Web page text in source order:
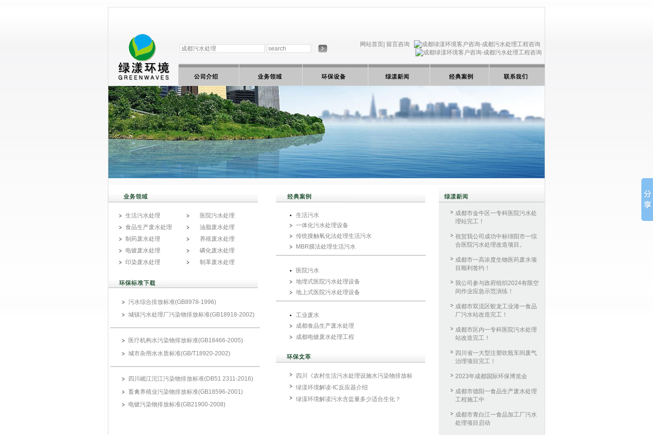
网站首页| 留言咨询
生活污水处理
医院污水处理
食品生产废水处理
油脂废水处理
制药废水处理
养殖废水处理
电镀废水处理
磷化废水处理
印染废水处理
制革废水处理
污水综合排放标准(GB8978-1996)
城镇污水处理厂污染物排放标准(GB18918-2002)
医疗机构水污染物排放标准(GB18466-2005)
城市杂用水水质标准(GB/T18920-2002)
四川岷江沱江污染物排放标准(DB51 2311-2016)
畜禽养殖业污染物排放标准(GB18596-2001)
电镀污染物排放标准(GB21900-2008)
生活污水
一体化污水处理设备
传统接触氧化法处理生活污水
MBR膜法处理生活污水
医院污水
地埋式医院污水处理设备
地上式医院污水处理设备
工业废水
成都食品生产废水处理
成都电镀废水处理工程
四川《农村生活污水处理设施水污染物排放标
绿漾环境解读-IC反应器介绍
绿漾环境解读污水含盐量多少适合生化？
成都市金牛区一专科医院污水处
理站完工！
祝贺我公司成功中标绵阳市一综
合医院污水处理改造项目。
成都市一高浓度生物医药废水项
目顺利签约！
我公司参与政府组织2024有限空
间作业应急示范演练！
成都市双流区蛟龙工业港一食品
厂污水站改造完工！
成都市区内一专科医院污水处理
站改造完工！
四川省一大型注塑吹瓶车间废气
治理项目完工！
2023年成都国际环保博览会
成都市德阳一食品生产废水处理
工程施工中
成都市青白江一食品加工厂污水
处理项目启动